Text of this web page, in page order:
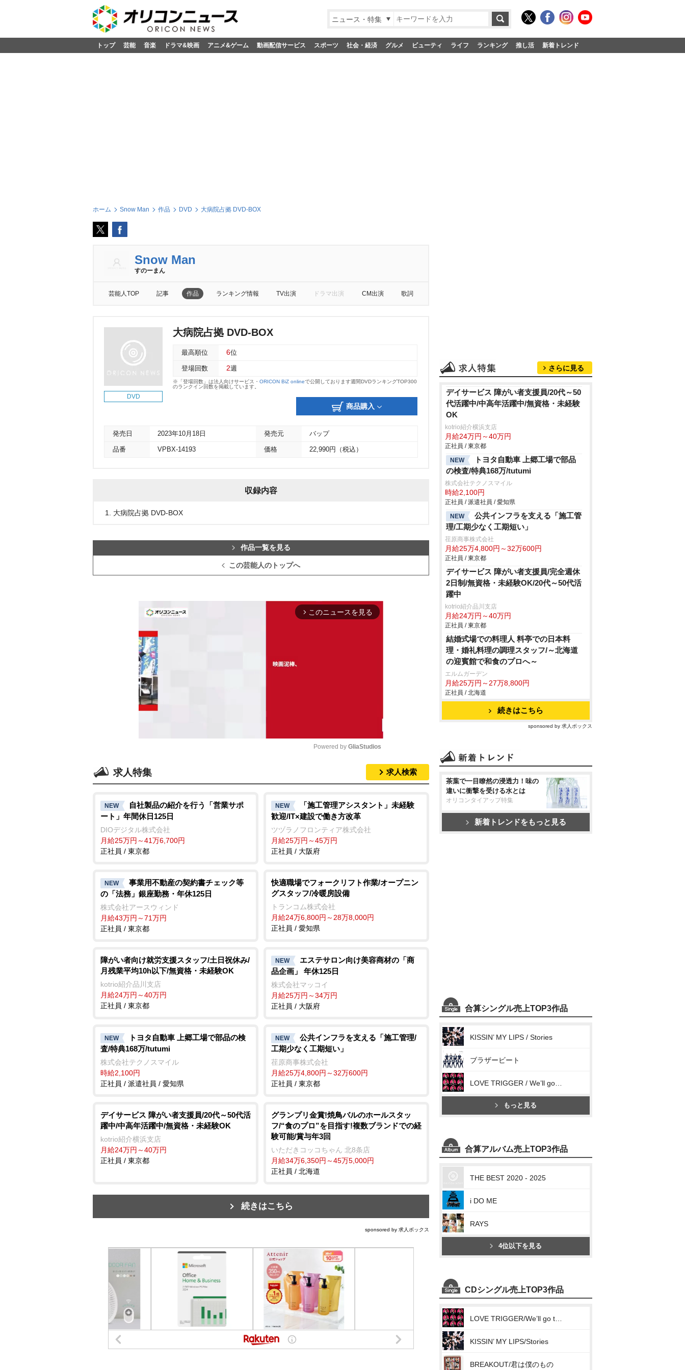
ニュース・特集
トップ 芸能 音楽 ドラマ&映画 アニメ&ゲーム 動画配信サービス スポーツ 社会・経済 グルメ ビューティ ライフ ランキング 推し活 新着トレンド
ホーム Snow Man 作品 DVD 大病院占拠 DVD-BOX
Snow Man
すのーまん
芸能人TOP 記事 作品 ランキング情報 TV出演 ドラマ出演 CM出演 歌詞
DVD
大病院占拠 DVD-BOX
最高順位 6位
登場回数 2週
※「登場回数」は法人向けサービス・ ORICON BiZ onlineで公開しております週間DVDランキングTOP300
のランクイン回数を掲載しています。
商品購入
発売日 2023年10月18日 発売元 バップ
品番 VPBX-14193 価格 22,990円（税込）
収録内容
1. 大病院占拠 DVD-BOX
作品一覧を見る
この芸能人のトップへ
arrow_forward_ios このニュースを見る
t
e
Powered by GliaStudios
求人特集 求人検索
NEW
自社製品の紹介を行う「営業サポ
ート」年間休日125日
DIOデジタル株式会社
月給25万円～41万6,700円
正社員 / 東京都
NEW
「施工管理アシスタント」未経験
歓迎/IT×建設で働き方改革
ツヅラノフロンティア株式会社
月給25万円～45万円
正社員 / 大阪府
NEW
事業用不動産の契約書チェック等
の「法務」銀座勤務・年休125日
株式会社アースウィンド
月給43万円～71万円
正社員 / 東京都
快適職場でフォークリフト作業/オープニン
グスタッフ/冷暖房設備
トランコム株式会社
月給24万6,800円～28万8,000円
正社員 / 愛知県
障がい者向け就労支援スタッフ/土日祝休み/
月残業平均10h以下/無資格・未経験OK
kotrio紹介品川支店
月給24万円～40万円
正社員 / 東京都
NEW
エステサロン向け美容商材の「商
品企画」 年休125日
株式会社マッコイ
月給25万円～34万円
正社員 / 大阪府
NEW
トヨタ自動車 上郷工場で部品の検
査/特典168万/tutumi
株式会社テクノスマイル
時給2,100円
正社員 / 派遣社員 / 愛知県
NEW
公共インフラを支える「施工管理/
工期少なく工期短い」
荏原商事株式会社
月給25万4,800円～32万600円
正社員 / 東京都
デイサービス 障がい者支援員/20代～50代活
躍中/中高年活躍中/無資格・未経験OK
kotrio紹介横浜支店
月給24万円～40万円
正社員 / 東京都
グランプリ金賞!焼鳥バルのホールスタッ
フ/“食のプロ”を目指す!複数ブランドでの経
験可能/賞与年3回
いただきコッコちゃん 北8条店
月給34万6,350円～45万5,000円
正社員 / 北海道
続きはこちら
sponsored by 求人ボックス
さらに見る
デイサービス 障がい者支援員/20代～50
代活躍中/中高年活躍中/無資格・未経験
OK
kotrio紹介横浜支店
月給24万円～40万円
正社員 / 東京都
NEW
トヨタ自動車 上郷工場で部品
の検査/特典168万/tutumi
株式会社テクノスマイル
時給2,100円
正社員 / 派遣社員 / 愛知県
NEW
公共インフラを支える「施工管
理/工期少なく工期短い」
荏原商事株式会社
月給25万4,800円～32万600円
正社員 / 東京都
デイサービス 障がい者支援員/完全週休
2日制/無資格・未経験OK/20代～50代活
躍中
kotrio紹介品川支店
月給24万円～40万円
正社員 / 東京都
結婚式場での料理人 料亭での日本料
理・婚礼料理の調理スタッフ/～北海道
の迎賓館で和食のプロへ～
エルムガーデン
月給25万円～27万8,800円
正社員 / 北海道
続きはこちら
sponsored by 求人ボックス
茶葉で一目瞭然の浸透力！味の
違いに衝撃を受ける水とは
オリコンタイアップ特集
新着トレンドをもっと見る
合算シングル売上TOP3作品
KISSIN’ MY LIPS / Stories
ブラザービート
もっと見る
合算アルバム売上TOP3作品
THE BEST 2020 - 2025
i DO ME
RAYS
4位以下を見る
CDシングル売上TOP3作品
KISSIN’ MY LIPS/Stories
BREAKOUT/君は僕のもの